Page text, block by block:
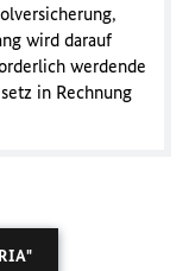
wird darauf
werdende
in Rechnung